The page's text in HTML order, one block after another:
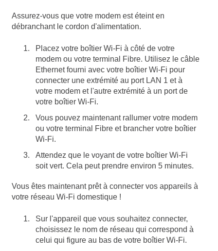
Assurez-vous que votre modem est éteint en
débranchant le cordon d'alimentation.
Placez votre boîtier Wi-Fi à côté de votre
modem ou votre terminal Fibre. Utilisez le câble
Ethernet fourni avec votre boîtier Wi-Fi pour
connecter une extrémité au port LAN 1 et à
votre modem et l'autre extrémité à un port de
votre boîtier Wi-Fi.
Vous pouvez maintenant rallumer votre modem
ou votre terminal Fibre et brancher votre boîtier
Wi-Fi.
Attendez que le voyant de votre boîtier Wi-Fi
soit vert. Cela peut prendre environ 5 minutes.
Vous êtes maintenant prêt à connecter vos appareils à
votre réseau Wi-Fi domestique !
Sur l'appareil que vous souhaitez connecter,
choisissez le nom de réseau qui correspond à
celui qui figure au bas de votre boîtier Wi-Fi.